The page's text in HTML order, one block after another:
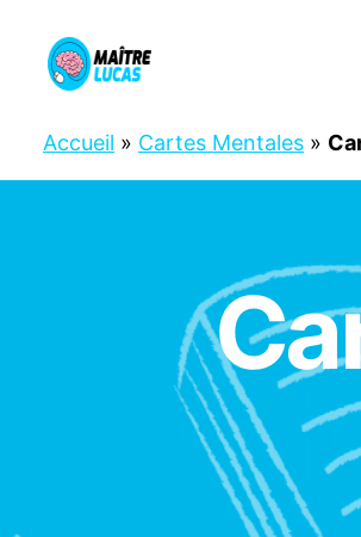
Accueil » Cartes Mentales »
Catégories
P
C
E
1
M
A
T
H